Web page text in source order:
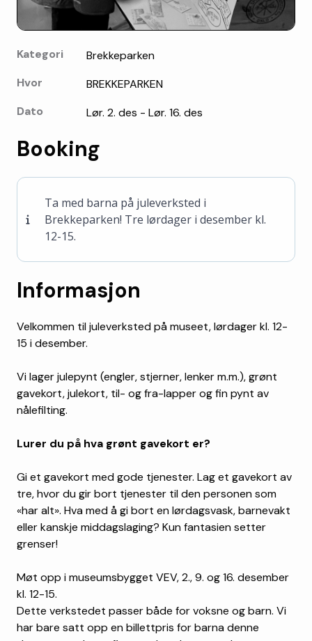
Kategori
Brekkeparken
Hvor
BREKKEPARKEN
Dato
Lør. 2. des - Lør. 16. des
Booking
Ta med barna på juleverksted i
Brekkeparken! Tre lørdager i desember kl.
12-15.
Informasjon
Velkommen til juleverksted på museet, lørdager kl. 12-
15 i desember.
Vi lager julepynt (engler, stjerner, lenker m.m.), grønt
gavekort, julekort, til- og fra-lapper og fin pynt av
nålefilting.
Lurer du på hva grønt gavekort er?
Gi et gavekort med gode tjenester. Lag et gavekort av
tre, hvor du gir bort tjenester til den personen som
«har alt». Hva med å gi bort en lørdagsvask, barnevakt
eller kanskje middagslaging? Kun fantasien setter
grenser!
Møt opp i museumsbygget VEV, 2., 9. og 16. desember
kl. 12-15.
Dette verkstedet passer både for voksne og barn. Vi
har bare satt opp en billettpris for barna denne